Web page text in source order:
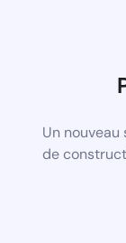
Un
de